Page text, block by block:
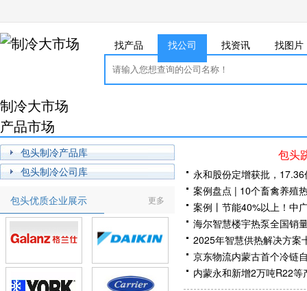
找产品 找公司 找资讯 找图片
制冷大市场
产品市场
包头制冷产品库
包头制冷公司库
更多
包头优质企业展示
包头
永和股份定增获批，
案例盘点 | 10个畜禽养殖
案例丨节能40%以上！中
海尔智慧楼宇热泵全国销
2025年智慧供热解决方案
京东物流内蒙古首个冷链
内蒙永和新增2万吨R22等